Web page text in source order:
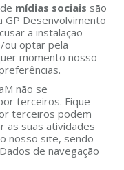
mídias sociais são
GP Desenvolvimento
a instalação
ou optar pela
momento nosso
não se
terceiros. Fique
terceiros podem
as suas atividades
nosso site, sendo
de navegação